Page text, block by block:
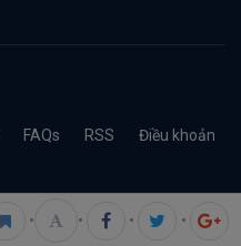
• • • •
FAQs RSS Điều khoản